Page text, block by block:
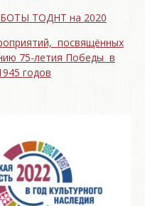
ТОДНТ на 2020
посвящённых
75-летия Победы в
годов